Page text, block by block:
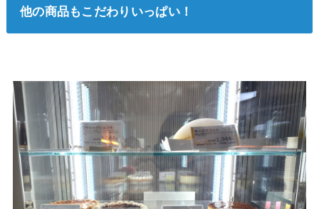
他の商品もこだわりいっぱい！